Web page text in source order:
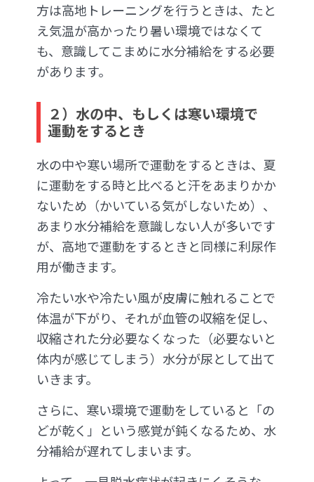
方は高地トレーニングを行うときは、たと
え気温が高かったり暑い環境ではなくて
も、意識してこまめに水分補給をする必要
があります。
２）水の中、もしくは寒い環境で
運動をするとき
水の中や寒い場所で運動をするときは、夏
に運動をする時と比べると汗をあまりかか
ないため（かいている気がしないため）、
あまり水分補給を意識しない人が多いです
が、高地で運動をするときと同様に利尿作
用が働きます。
冷たい水や冷たい風が皮膚に触れることで
体温が下がり、それが血管の収縮を促し、
収縮された分必要なくなった（必要ないと
体内が感じてしまう）水分が尿として出て
いきます。
さらに、寒い環境で運動をしていると「の
どが乾く」という感覚が鈍くなるため、水
分補給が遅れてしまいます。